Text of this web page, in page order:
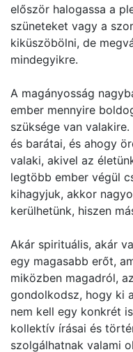
először halogassa a
szüneteket vagy a
kiküszöbölni, de
mindegyikre.
A magányosság
ember mennyire
szüksége van
és barátai, és ahogy
valaki, akivel az
legtöbb ember végül
kihagyjuk, akkor
kerülhetünk, hiszen
Akár spirituális, akár
egy magasabb erőt,
miközben magadról,
gondolkodsz, hogy ki
nem kell egy konkrét
kollektív írásai és
szolgálhatnak valami